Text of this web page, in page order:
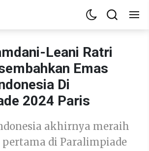
Leani Ratri
Emas
Di
2024 Paris
akhirnya meraih
pertama di Paralimpiade